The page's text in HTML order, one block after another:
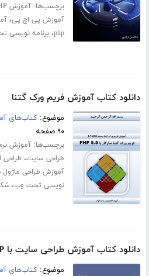
برچسب‌ها:آموزش PHP
آموزش پی اچ پی،
php،برنامه نویسی
دانلود کتاب آموزش فریم ورک گتنا‎
موضوع:کتاب‌های
۹۰ صفحه
برچسب‌ها:آموزش نرم
طراحی سایت،
آموزش طراحی
نویسی تحت وب،
دانلود کتاب آموزش طراحی سایت با PHP
موضوع:کتاب‌های